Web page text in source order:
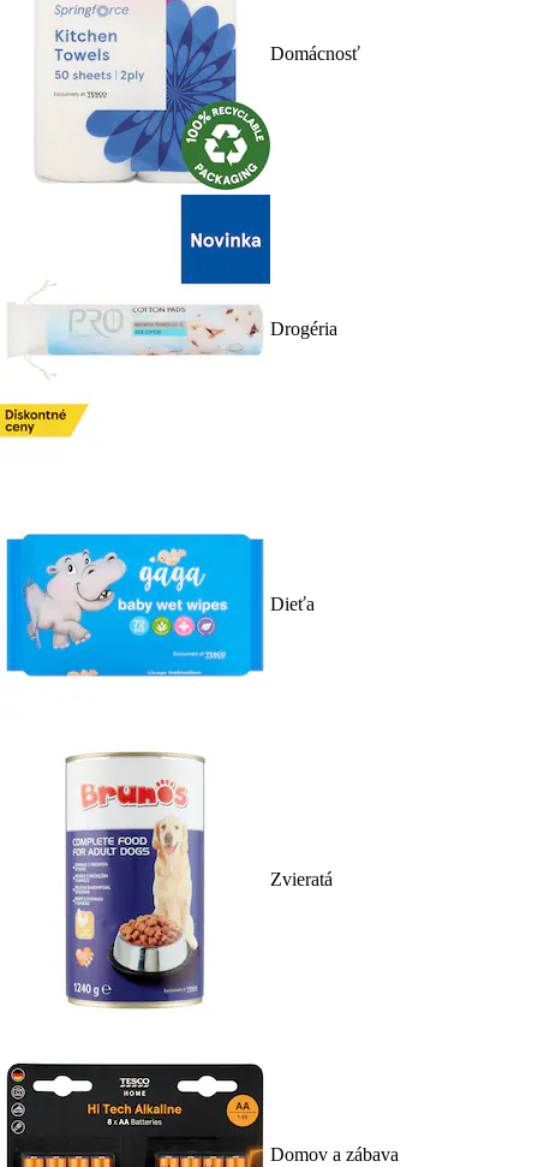
Domácnosť
Drogéria
Dieťa
Zvieratá
Domov a zábava